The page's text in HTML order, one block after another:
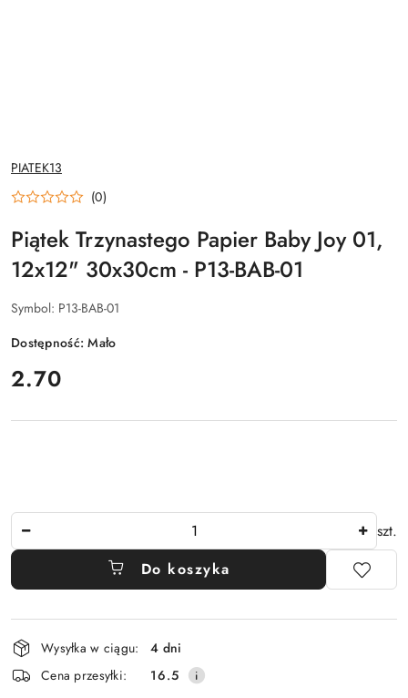
NAZWA
PRODUCENTA:
PIATEK13
(0)
Piątek Trzynastego Papier Baby Joy 01,
12x12" 30x30cm - P13-BAB-01
Symbol: P13-BAB-01
Dostępność:Mało
cena:
2.70
szt.
Do koszyka
Dostępność
i
dostawa
Wysyłka w ciągu:
4 dni
Cena przesyłki:
16.5